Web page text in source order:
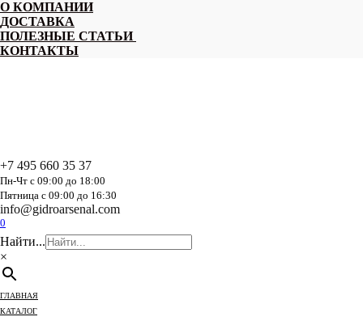
Перейти
к
содержанию
О КОМПАНИИ
ДОСТАВКА
ПОЛЕЗНЫЕ СТАТЬИ
КОНТАКТЫ
+7 495 660 35 37
Пн-Чт с 09:00 до 18:00
Пятница с 09:00 до 16:30
info@gidroarsenal.com
0
Найти...
×
ГЛАВНАЯ
КАТАЛОГ